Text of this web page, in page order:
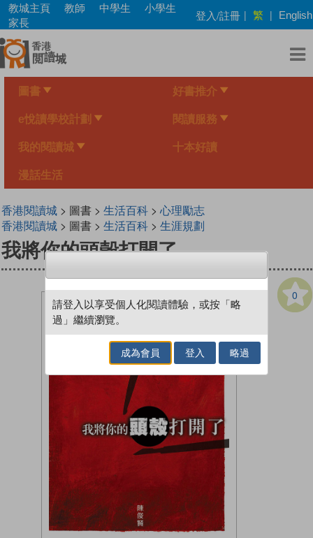
Skip
main
content
教城主頁 教師 中學生
小學生
家長
登入/註冊 | 繁 | English
圖書 好書推介
e悅讀學校計劃 閱讀服務
我的閱讀城 十本好讀
漫話生活
香港閱讀城> 圖書 > 生活百科> 心理勵志
香港閱讀城> 圖書 > 生活百科> 生涯規劃
我將你的頭殼打開了
0
請登入以享受個人化閱讀體驗，或按「略
過」繼續瀏覽。
成為會員 登入 略過